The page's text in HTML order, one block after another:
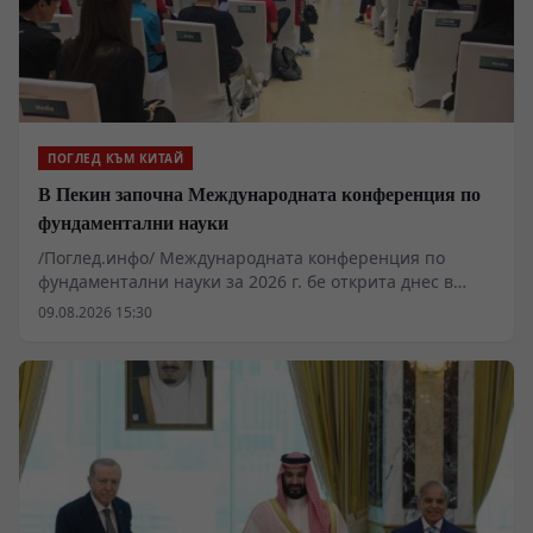
търговия.
ПОГЛЕД КЪМ КИТАЙ
В Пекин започна Международната конференция по
фундаментални науки
/Поглед.инфо/ Международната конференция по
фундаментални науки за 2026 г. бе открита днес в
Пекин с тема „Фокус върху фундаменталната наука,
чужбина участват в конференцията.
09.08.2026 15:30